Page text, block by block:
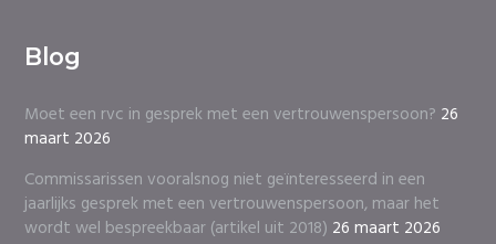
Blog
Moet een rvc in gesprek met een vertrouwenspersoon? 26
maart 2026
Commissarissen vooralsnog niet geïnteresseerd in een
jaarlijks gesprek met een vertrouwenspersoon, maar het
wordt wel bespreekbaar (artikel uit 2018) 26 maart 2026